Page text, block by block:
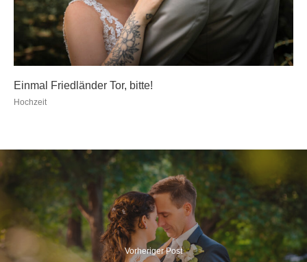
Einmal Friedländer Tor, bitte!
Hochzeit
Vorheriger Post